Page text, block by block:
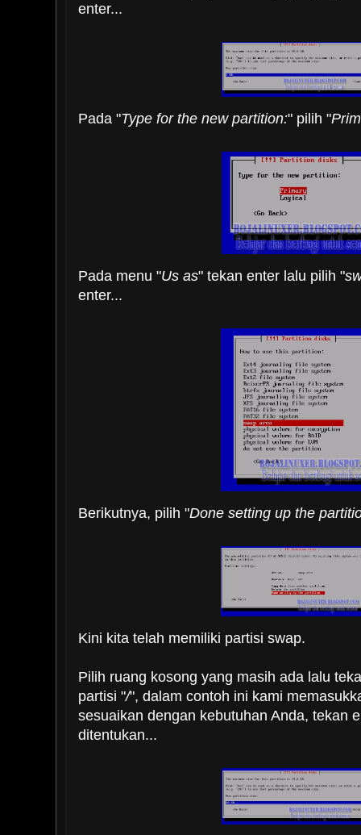
enter...
Pada "Type for the new partition:" pilih "
Pada menu "Us as" tekan enter lalu pilih "
enter...
Berikutnya, pilih "Done setting up the
Kini kita telah memiliki partisi swap.
Pilih ruang kosong yang masih ada lalu
partisi "/", dalam contoh ini kami
sesuaikan dengan kebutuhan Anda, tekan
ditentukan...